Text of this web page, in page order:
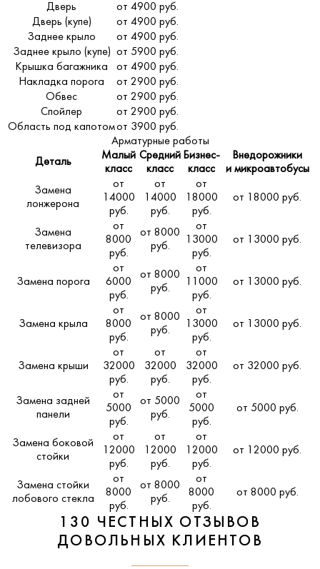
Дверь
от 4900 руб.
Дверь (купе)
от 4900 руб.
Заднее крыло
от 4900 руб.
Заднее крыло (купе) от 5900 руб.
Крышка багажника
от 4900 руб.
Накладка порога
от 2900 руб.
Обвес
от 2900 руб.
Спойлер
от 2900 руб.
Область под капотомот 3900 руб.
Арматурные работы
Деталь
Малый
класс
Средний
класс
Бизнес-
класс
Внедорожники
и микроавтобусы
Замена
лонжерона
от
14000
руб.
от
14000
руб.
от
18000
руб.
от 18000 руб.
Замена
телевизора
от
8000
руб.
от 8000
руб.
от
13000
руб.
от 13000 руб.
Замена порога
от
6000
руб.
от 8000
руб.
от
11000
руб.
от 13000 руб.
Замена крыла
от
8000
руб.
от 8000
руб.
от
13000
руб.
от 13000 руб.
Замена крыши
от
32000
руб.
от
32000
руб.
от
32000
руб.
от 32000 руб.
Замена задней
панели
от
5000
руб.
от 5000
руб.
от
5000
руб.
от 5000 руб.
Замена боковой
стойки
от
12000
руб.
от
12000
руб.
от
12000
руб.
от 12000 руб.
Замена стойки
лобового стекла
от
8000
руб.
от 8000
руб.
от
8000
руб.
от 8000 руб.
130 ЧЕСТНЫХ ОТЗЫВОВ
ДОВОЛЬНЫХ КЛИЕНТОВ